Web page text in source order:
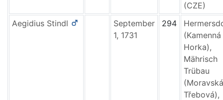
(CZE)
Aegidius Stindl
September
1, 1731
294
(Kamenná
Horka),
Mährisch
Trübau
(Moravská
Třebová),